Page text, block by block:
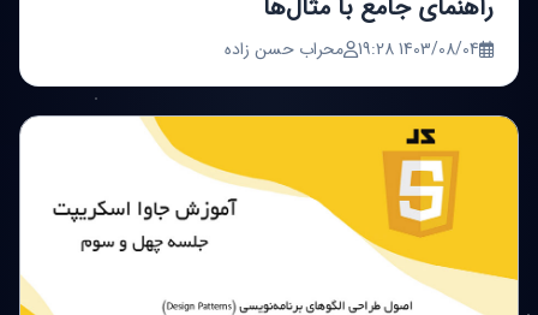
راهنمای جامع با مثال‌ها
1403/08/04 19:28 محراب حسن زاده